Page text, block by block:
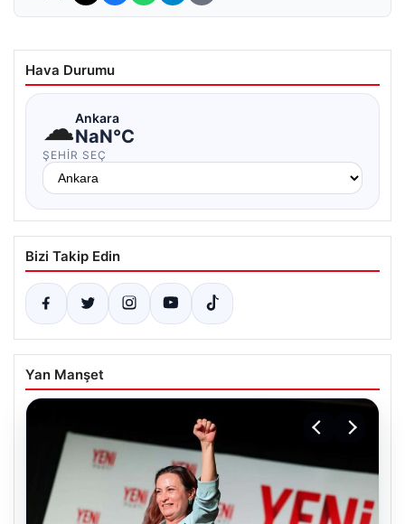
Hava Durumu
☁Ankara
NaN°C
ŞEHIR SEÇ
Bizi Takip Edin
Yan Manşet